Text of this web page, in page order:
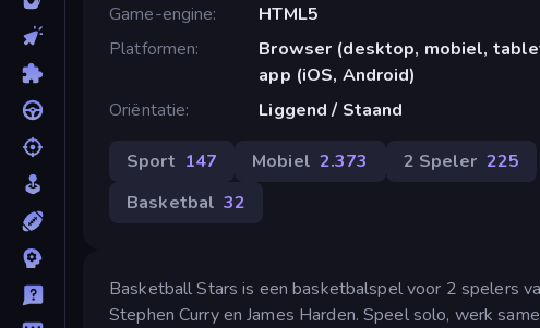
Game-engine
HTML5
Platformen
Browser (desktop, mobiel,
app (iOS, Android)
Oriëntatie
Liggend / Staand
Sport 147 Mobiel 2.373 2 Speler 225
Basketbal 32
Basketball Stars is een basketbalspel voor 2 spelers
Stephen Curry en James Harden. Speel solo, werk